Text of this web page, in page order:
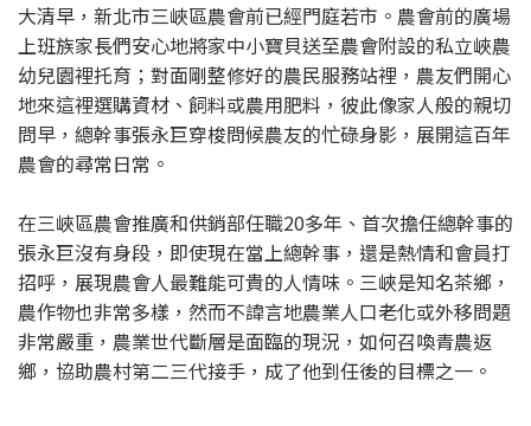
大清早，新北市三峽區農會前已經門庭若市。農會前的廣場
上班族家長們安心地將家中小寶貝送至農會附設的私立峽農
幼兒園裡托育；對面剛整修好的農民服務站裡，農友們開心
地來這裡選購資材、飼料或農用肥料，彼此像家人般的親切
問早，總幹事張永巨穿梭問候農友的忙碌身影，展開這百年
農會的尋常日常。
在三峽區農會推廣和供銷部任職20多年、首次擔任總幹事的
張永巨沒有身段，即使現在當上總幹事，還是熱情和會員打
招呼，展現農會人最難能可貴的人情味。三峽是知名茶鄉，
農作物也非常多樣，然而不諱言地農業人口老化或外移問題
非常嚴重，農業世代斷層是面臨的現況，如何召喚青農返
鄉，協助農村第二三代接手，成了他到任後的目標之一。